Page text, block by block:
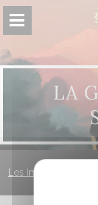
LA
Les Imaginales
Panneau de gestion